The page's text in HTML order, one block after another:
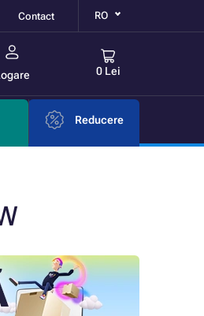
Contact RO
0 Lei
Reducere